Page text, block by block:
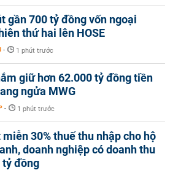
gần 700 tỷ đồng vốn ngoại
thứ hai lên HOSE
- 1 phút trước
giữ hơn 62.000 tỷ đồng tiền
ngửa MWG
- 1 phút trước
30% thuế thu nhập cho hộ
doanh nghiệp có doanh thu
đồng